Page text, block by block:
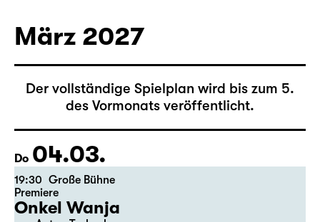
Karten
März 2027
Der vollständige Spielplan wird bis zum 5.
des Vormonats veröffentlicht.
Do 04.03.